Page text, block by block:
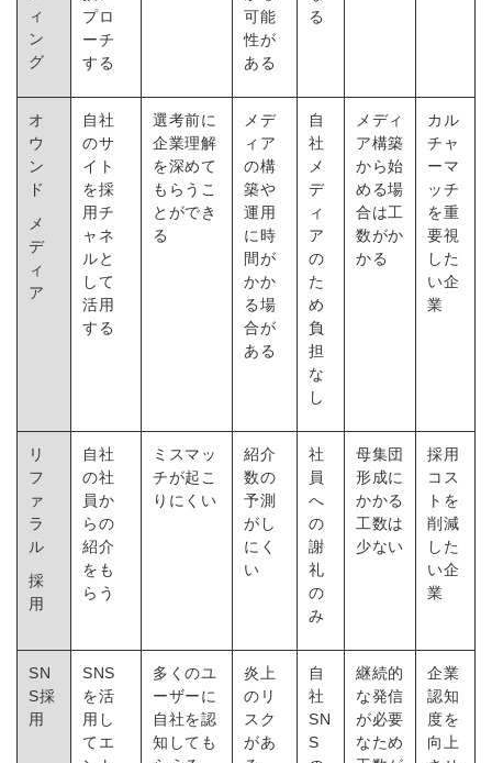
ィ
ン
グ
プロ
ーチ
する
可能
性が
ある
る
オ
ウ
ン
ド
メ
デ
ィ
ア
自社
のサ
イト
を採
用チ
ャネ
ルと
して
活用
する
選考前に
企業理解
を深めて
もらうこ
とができ
る
メデ
ィア
の構
築や
運用
に時
間が
かか
る場
合が
ある
自
社
メ
デ
ィ
ア
の
た
め
負
担
な
し
メディ
ア構築
から始
める場
合は工
数がか
かる
カル
チャ
ーマ
ッチ
を重
要視
した
い企
業
リ
フ
ァ
ラ
ル
採
用
自社
の社
員か
らの
紹介
をも
らう
ミスマッ
チが起こ
りにくい
紹介
数の
予測
がし
にく
い
社
員
へ
の
謝
礼
の
み
母集団
形成に
かかる
工数は
少ない
採用
コス
トを
削減
した
い企
業
SN
S採
用
SNS
を活
用し
てエ
多くのユ
ーザーに
自社を認
知しても
炎上
のリ
スク
があ
自
社
SN
S
継続的
な発信
が必要
なため
企業
認知
度を
向上